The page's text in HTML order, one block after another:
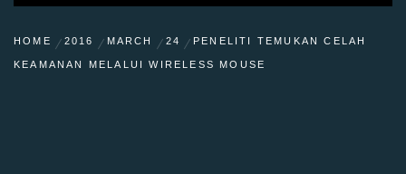
HOME 2016 MARCH 24 PENELITI TEMUKAN CELAH
KEAMANAN MELALUI WIRELESS MOUSE